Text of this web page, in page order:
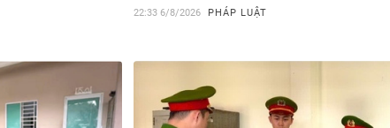
22:33 6/8/2026 PHÁP LUẬT